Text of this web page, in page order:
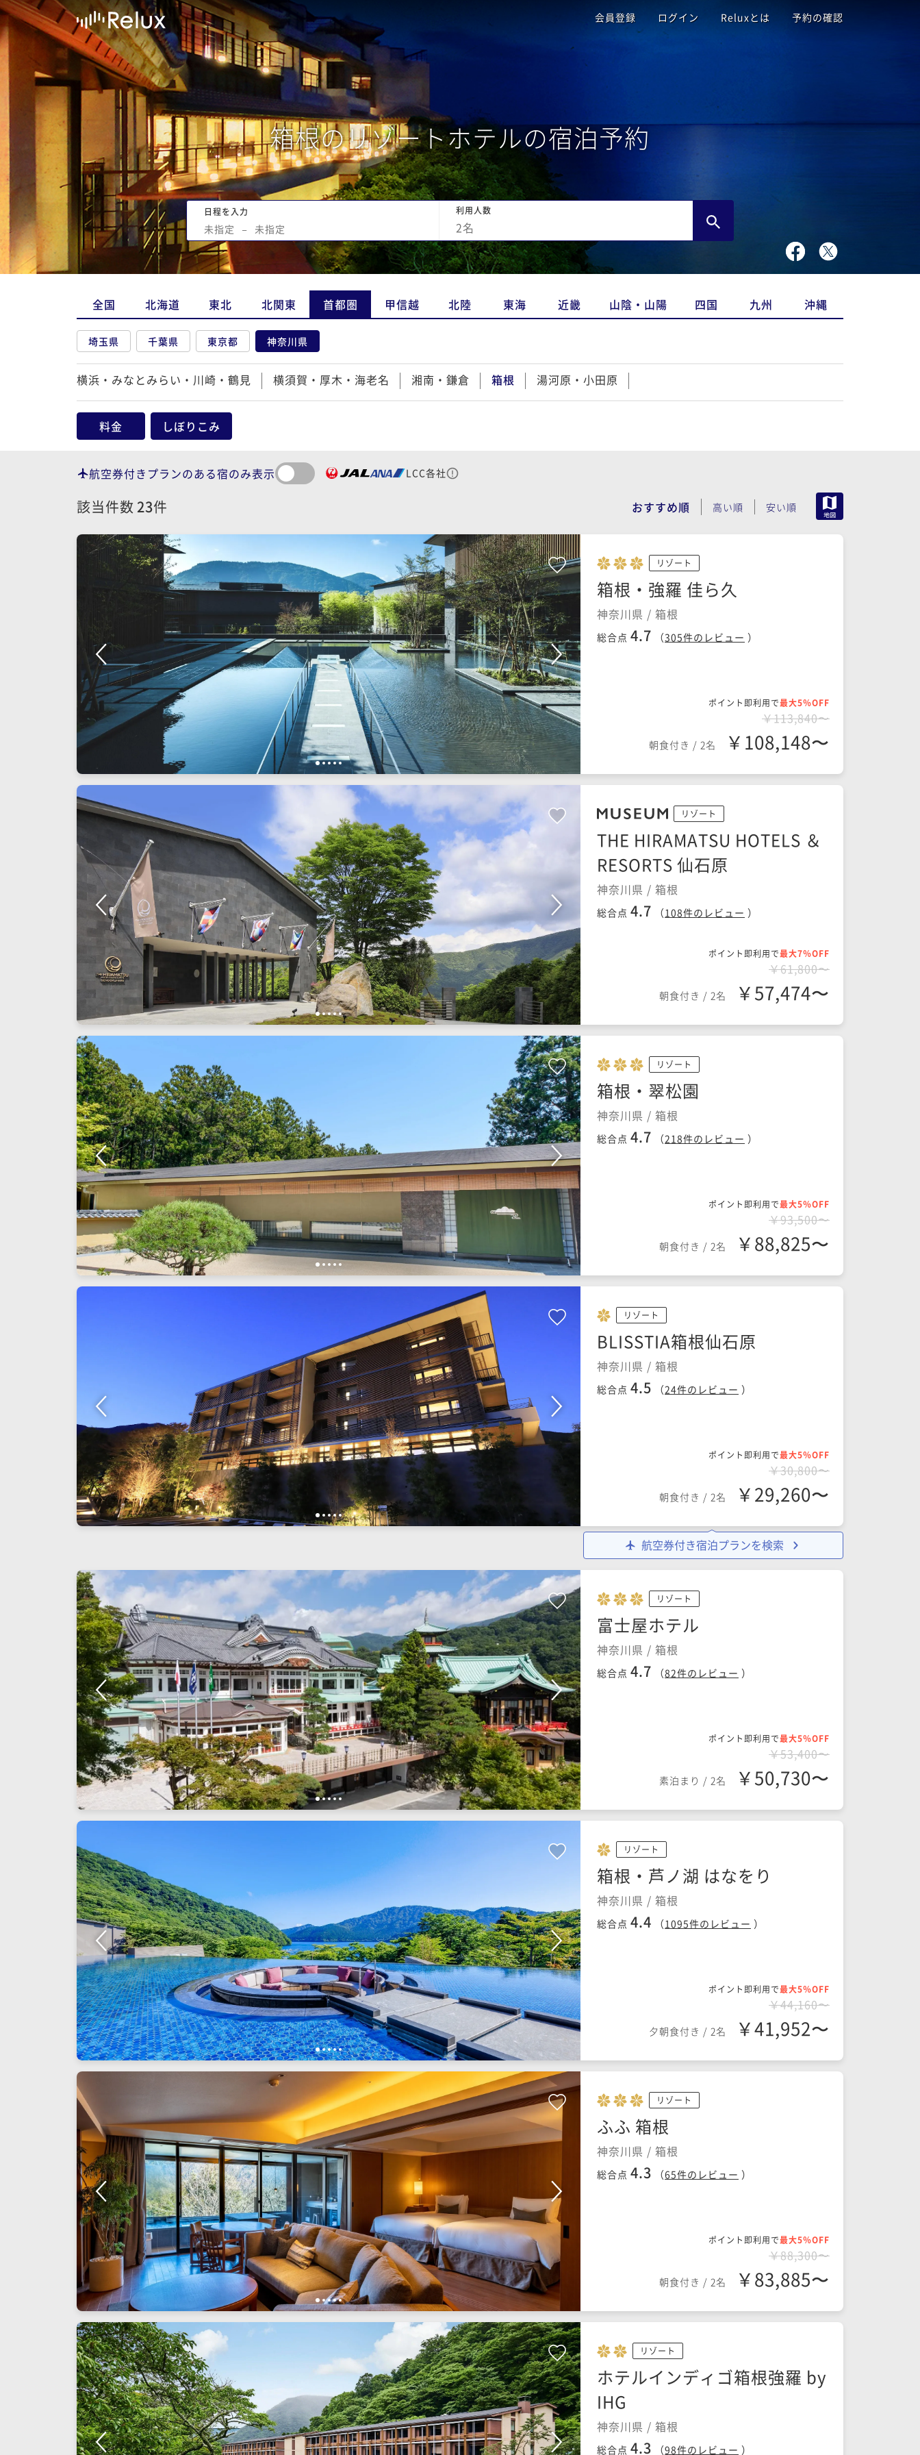
会員登録 ログイン Reluxとは 予約の確認
箱根のリゾートホテルの宿泊予約
日程を入力
未指定 − 未指定
利用人数
2名
全国 北海道 東北 北関東 首都圏 甲信越 北陸 東海 近畿 山陰・山陽 四国 九州 沖縄
埼玉県 千葉県 東京都 神奈川県
横浜・みなとみらい・川崎・鶴見 横須賀・厚木・海老名 湘南・鎌倉 箱根 湯河原・小田原
料金 しぼりこみ
航空券付きプランのある宿のみ表示 LCC各社
該当件数 23件 おすすめ順 高い順 安い順
1 2345
リゾート
箱根・強羅 佳ら久
神奈川県 / 箱根
総合点 4.7 （305件のレビュー ）
ポイント即利用で最大5％OFF
￥113,840〜
朝食付き / 2名 ￥108,148〜
1 2345
リゾート
THE HIRAMATSU HOTELS ＆
RESORTS 仙石原
神奈川県 / 箱根
総合点 4.7 （108件のレビュー ）
ポイント即利用で最大7％OFF
￥61,800〜
朝食付き / 2名 ￥57,474〜
1 2 3 4 5
リゾート
箱根・翠松園
神奈川県 / 箱根
総合点 4.7 （218件のレビュー ）
ポイント即利用で最大5％OFF
￥93,500〜
朝食付き / 2名 ￥88,825〜
1 2345
リゾート
BLISSTIA箱根仙石原
神奈川県 / 箱根
総合点 4.5 （24件のレビュー ）
ポイント即利用で最大5％OFF
￥30,800〜
朝食付き / 2名 ￥29,260〜
航空券付き宿泊プランを検索
1 2345
リゾート
富士屋ホテル
神奈川県 / 箱根
総合点 4.7 （82件のレビュー ）
ポイント即利用で最大5％OFF
￥53,400〜
素泊まり / 2名 ￥50,730〜
1 2345
リゾート
箱根・芦ノ湖 はなをり
神奈川県 / 箱根
総合点 4.4 （1095件のレビュー ）
ポイント即利用で最大5％OFF
￥44,160〜
夕朝食付き / 2名 ￥41,952〜
1 2345
リゾート
ふふ 箱根
神奈川県 / 箱根
総合点 4.3 （65件のレビュー ）
ポイント即利用で最大5％OFF
￥88,300〜
朝食付き / 2名 ￥83,885〜
リゾート
ホテルインディゴ箱根強羅 by
IHG
神奈川県 / 箱根
総合点 4.3 （98件のレビュー ）